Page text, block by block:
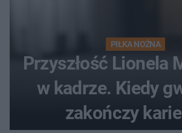
PIŁKA NOŻNA
Przyszłość Lionela
w kadrze. Kiedy
zakończy